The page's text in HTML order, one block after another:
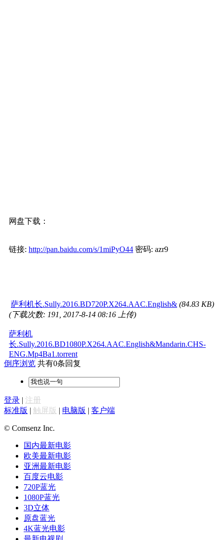
网盘下载：
链接: http://pan.baidu.com/s/1miPyO44 密码: azr9
萨利机长.Sully.2016.BD720P.X264.AAC.English& (84.83 KB)
(下载次数: 191, 2017-8-14 08:16 上传)
萨利机
长.Sully.2016.BD1080P.X264.AAC.English&Mandarin.CHS-
ENG.Mp4Ba1.torrent
倒序浏览 共有0条回复
登录 | 注册
标准版 | 触屏版 | 电脑版 | 客户端
© Comsenz Inc.
国内最新电影
欧美最新电影
亚洲最新电影
百度云电影
720P蓝光
1080P蓝光
3D立体
原盘蓝光
4K蓝光电影